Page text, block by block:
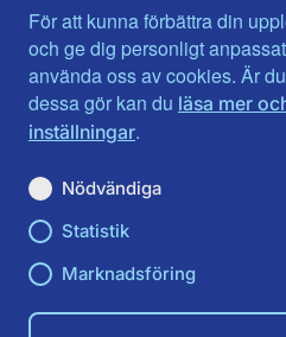
För att kunna förbättra din
och ge dig personligt
använda oss av cookies. Är
dessa gör kan du läsa mer
inställningar.
Nödvändiga
Statistik
Marknadsföring
Jämtlands län
Jönköpings län
Kalmar län
Kronobergs län
Norrbotten
Skåne län
Du hittar oss här på sociala
Facebook
Instagram